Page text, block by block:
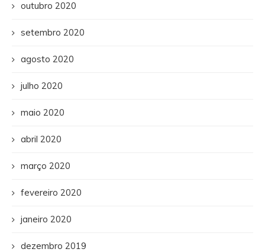
outubro 2020
setembro 2020
agosto 2020
julho 2020
maio 2020
abril 2020
março 2020
fevereiro 2020
janeiro 2020
dezembro 2019